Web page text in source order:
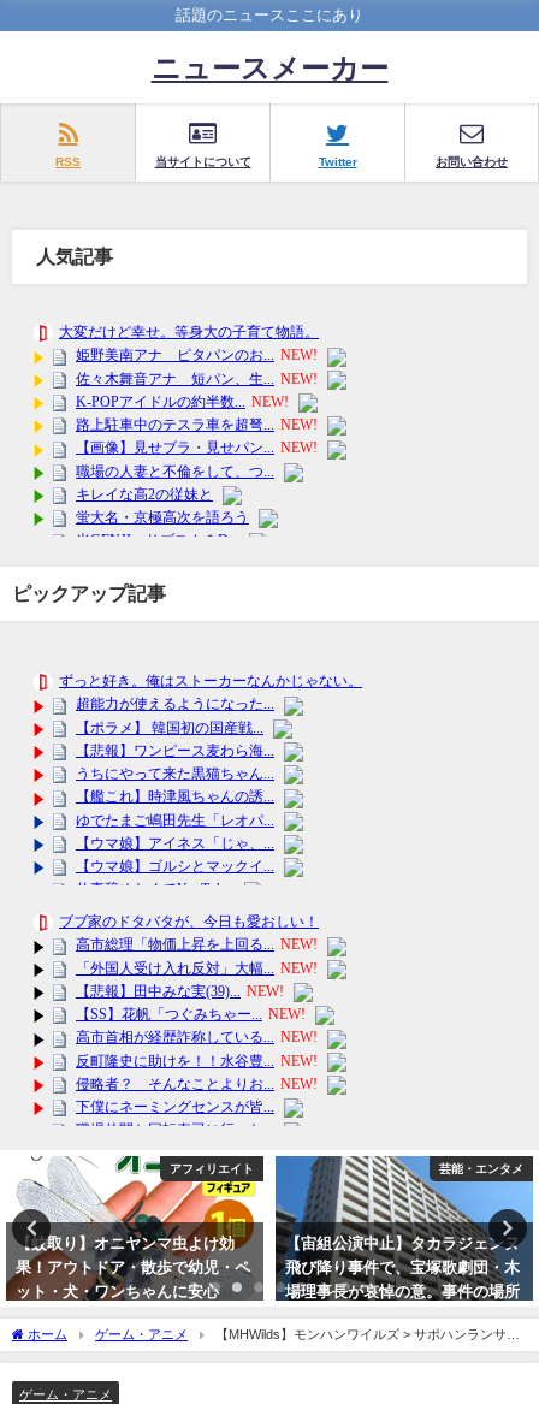
話題のニュースここにあり
ニュースメーカー
RSS 当サイトについて Twitter お問い合わせ
人気記事
ピックアップ記事
アフィリエイト
【蚊取り】オニヤンマ虫よけ効
果！アウトドア・散歩で幼児・ペ
ット・犬・ワンちゃんに安心
12cm帽子ブローチ 送料無料！
芸能・エンタメ
【宙組公演中止】タカラジェンヌ
飛び降り事件で、宝塚歌劇団・木
場理事長が哀悼の意。事件の場所
は阪急今津線「宝塚南口」歩5分
ホーム ゲーム・アニメ
【MHWilds】モンハンワイルズ > サポハンランサー
の火力が飛び抜けて調整はできない致命的だな
ゲーム・アニメ